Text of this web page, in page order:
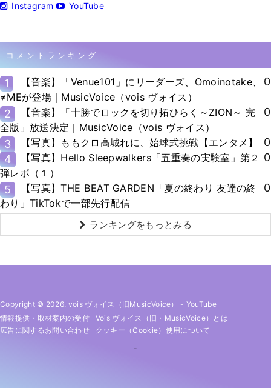
Instagram YouTube
コメントランキング
1
【音楽】「Venue101」にリーダーズ、Omoinotake、
≠MEが登場｜MusicVoice（vois ヴォイス）
0
2
【音楽】「十勝でロックを切り拓ひらく～ZION～ 完
全版」放送決定｜MusicVoice（vois ヴォイス）
0
3 【写真】ももクロ高城れに、始球式挑戦【エンタメ】
0
4
【写真】Hello Sleepwalkers「五重奏の実験室」第２
弾レポ（１）
0
5
【写真】THE BEAT GARDEN「夏の終わり 友達の終
わり」TikTokで一部先行配信
0
ランキングをもっとみる
Copyright © 2026. vois ヴォイス（旧MusicVoice） - YouTube
情報提供・取材案内の受付
Vois ヴォイス（旧・MusicVoice）とは
広告に関するお問い合わせ
クッキー（cookie）使用について
-